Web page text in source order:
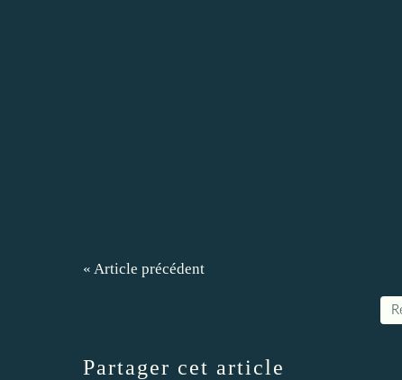
« Article précédent
Partager cet article